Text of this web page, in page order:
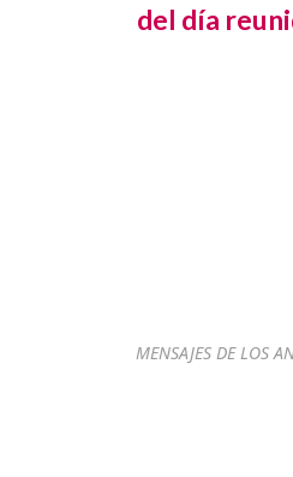
del día
MENSAJES DE LOS